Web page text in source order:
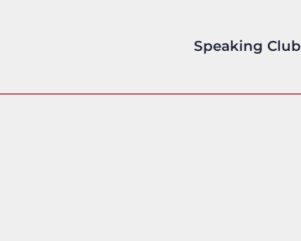
Speaking Club